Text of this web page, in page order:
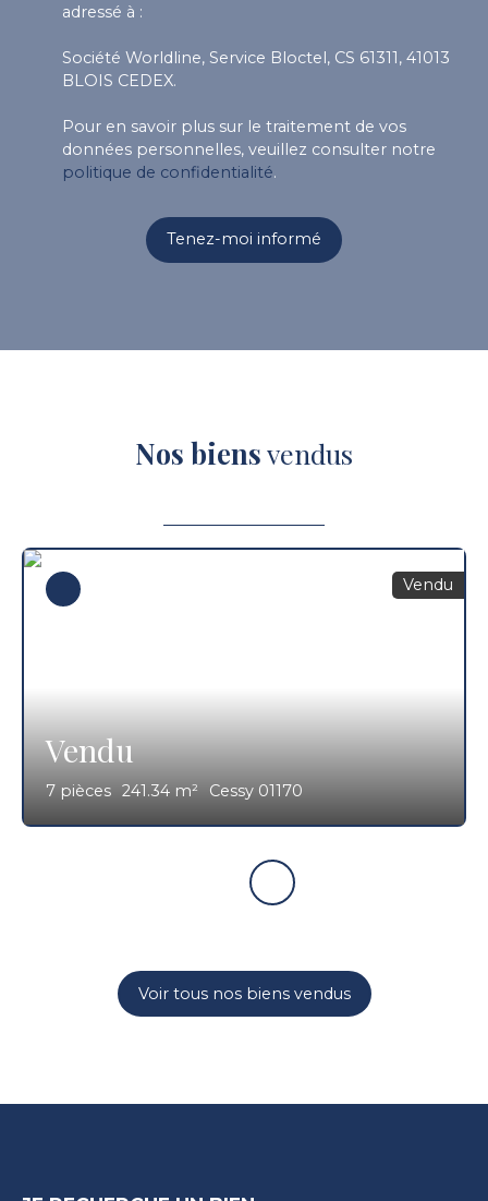
adressé à :
Société Worldline, Service Bloctel, CS 61311, 41013
BLOIS CEDEX.
Pour en savoir plus sur le traitement de vos
données personnelles, veuillez consulter notre
politique de confidentialité.
Tenez-moi informé
Nos biensvendus
Vendu
7 pièces 241.34 m² Cessy 01170
Vendu
Voir tous nos biens vendus